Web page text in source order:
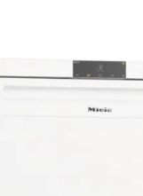
Heb je